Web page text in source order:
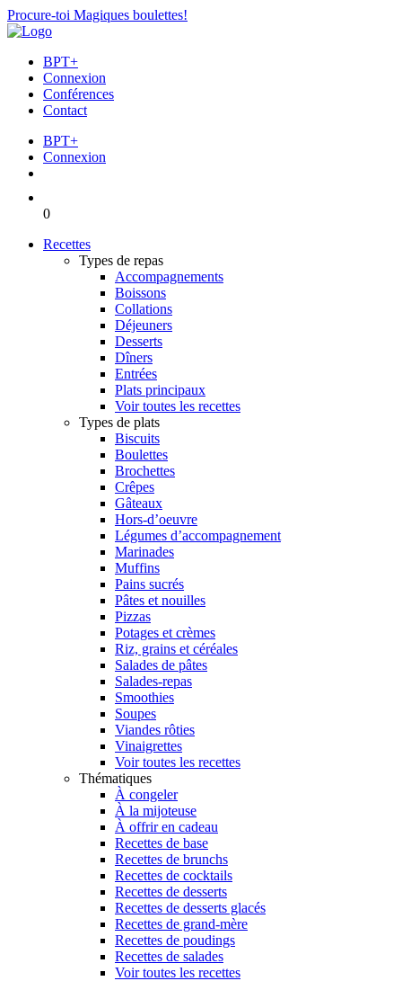
Procure-toi Magiques boulettes!
BPT+
Connexion
Conférences
Contact
BPT+
Connexion
0
Recettes
Types de repas
Accompagnements
Boissons
Collations
Déjeuners
Desserts
Dîners
Entrées
Plats principaux
Voir toutes les recettes
Types de plats
Biscuits
Boulettes
Brochettes
Crêpes
Gâteaux
Hors-d’oeuvre
Légumes d’accompagnement
Marinades
Muffins
Pains sucrés
Pâtes et nouilles
Pizzas
Potages et crèmes
Riz, grains et céréales
Salades de pâtes
Salades-repas
Smoothies
Soupes
Viandes rôties
Vinaigrettes
Voir toutes les recettes
Thématiques
À congeler
À la mijoteuse
À offrir en cadeau
Recettes de base
Recettes de brunchs
Recettes de cocktails
Recettes de desserts
Recettes de desserts glacés
Recettes de grand-mère
Recettes de poudings
Recettes de salades
Voir toutes les recettes